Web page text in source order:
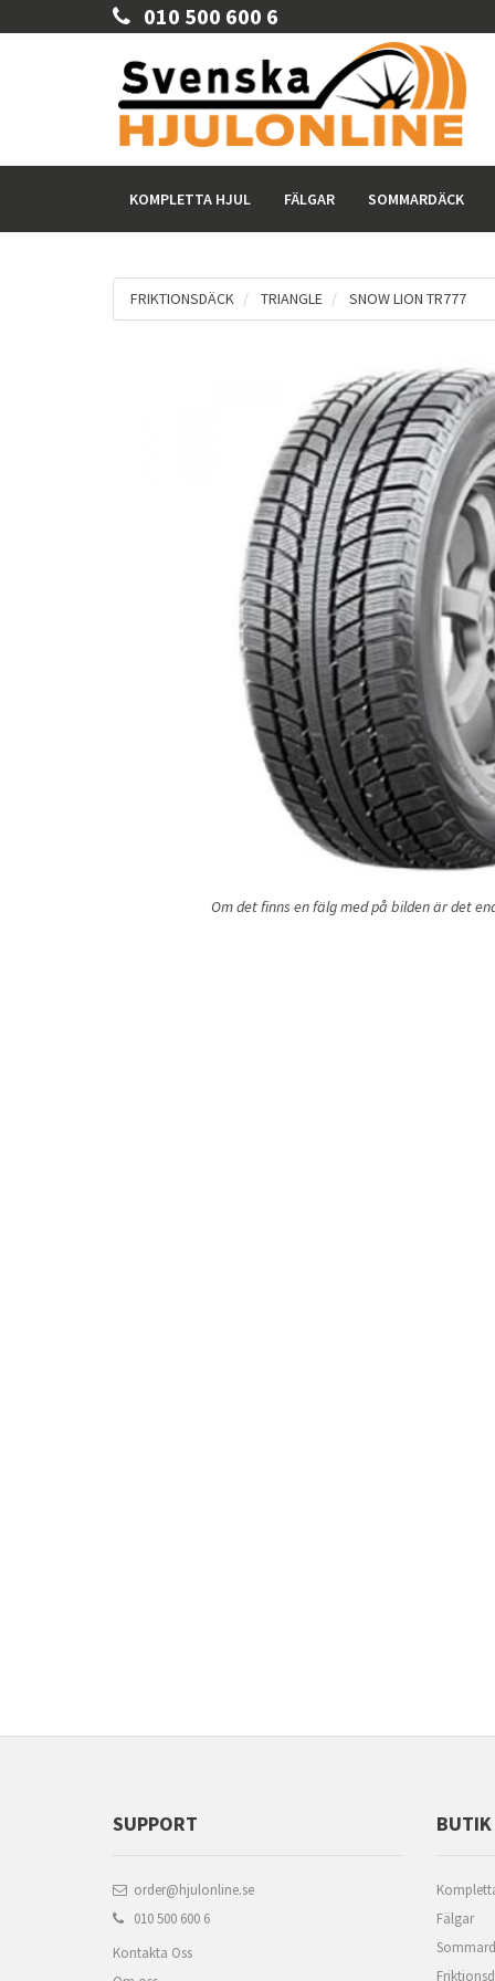
010 500 600 6
KOMPLETTA HJUL FÄLGAR SOMMARDÄCK
FRIKTIONSDÄCK TRIANGLE SNOW LION TR777
Om det finns en fälg med på bilden är det
SUPPORT
order@hjulonline.se
010 500 600 6
Kontakta Oss
BUTIK
Fälgar